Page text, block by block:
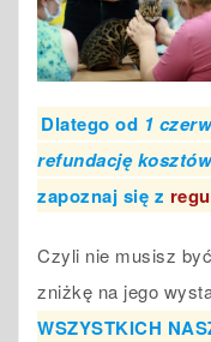
Dlatego od 1
refundację
zapoznaj się z
Czyli nie musisz
zniżkę na jego
WSZYSTKICH